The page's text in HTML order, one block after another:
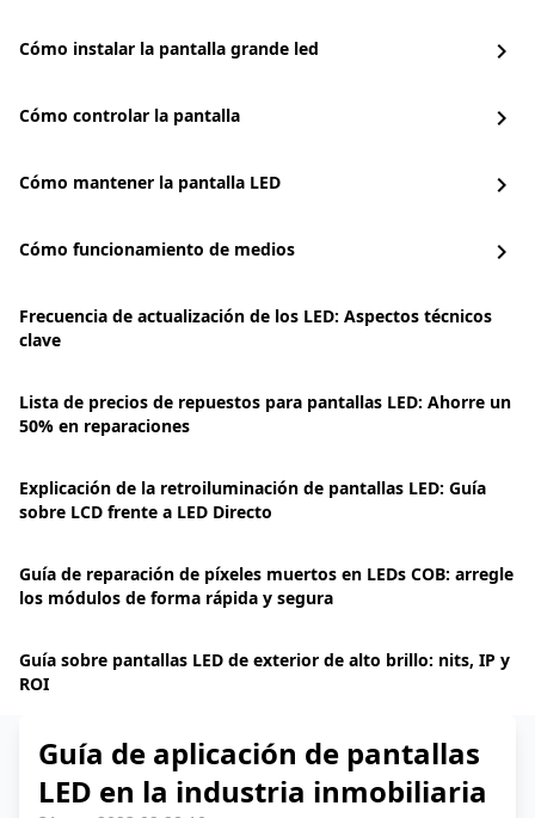
Cómo instalar la pantalla grande led chevron_right
Cómo controlar la pantalla chevron_right
Cómo mantener la pantalla LED chevron_right
Cómo funcionamiento de medios chevron_right
Frecuencia de actualización de los LED: Aspectos técnicos
clave
Lista de precios de repuestos para pantallas LED: Ahorre un
50% en reparaciones
Explicación de la retroiluminación de pantallas LED: Guía
sobre LCD frente a LED Directo
Guía de reparación de píxeles muertos en LEDs COB: arregle
los módulos de forma rápida y segura
Guía sobre pantallas LED de exterior de alto brillo: nits, IP y
ROI
Guía de aplicación de pantallas
LED en la industria inmobiliaria